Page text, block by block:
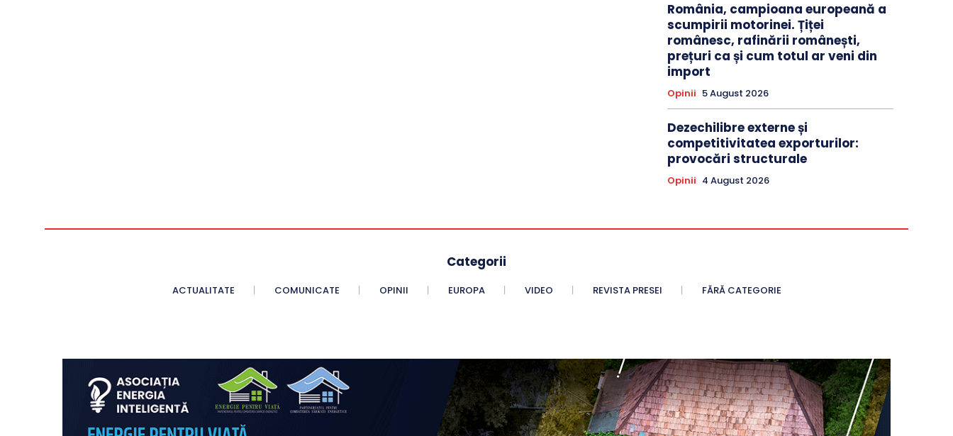
România, campioana europeană a
scumpirii motorinei. Țiței
românesc, rafinării românești,
prețuri ca și cum totul ar veni din
import
Opinii 5 August 2026
Dezechilibre externe și
competitivitatea exporturilor:
provocări structurale
Opinii 4 August 2026
Categorii
ACTUALITATE COMUNICATE OPINII EUROPA VIDEO REVISTA PRESEI FĂRĂ CATEGORIE